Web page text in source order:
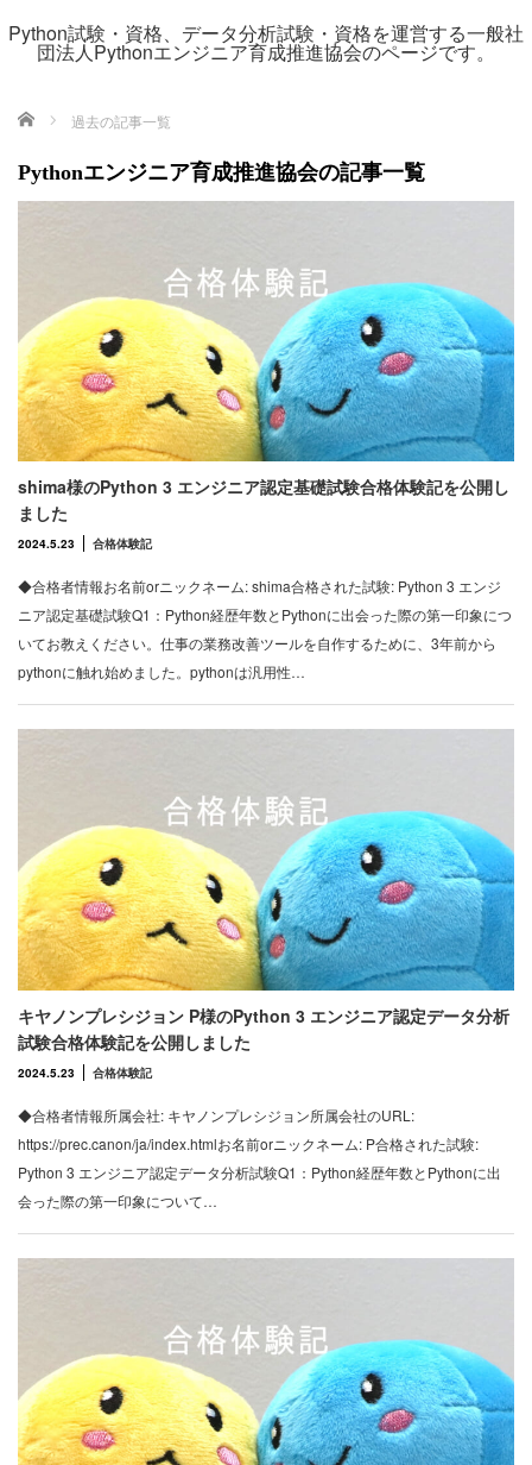
Python試験・資格、データ分析試験・資格を運営する一般社
団法人Pythonエンジニア育成推進協会のページです。
ホーム 過去の記事一覧
Pythonエンジニア育成推進協会の記事一覧
shima様のPython 3 エンジニア認定基礎試験合格体験記を公開し
ました
2024.5.23 合格体験記
◆合格者情報お名前orニックネーム: shima合格された試験: Python 3 エンジ
ニア認定基礎試験Q1：Python経歴年数とPythonに出会った際の第一印象につ
いてお教えください。仕事の業務改善ツールを自作するために、3年前から
pythonに触れ始めました。pythonは汎用性…
キヤノンプレシジョン P様のPython 3 エンジニア認定データ分析
試験合格体験記を公開しました
2024.5.23 合格体験記
◆合格者情報所属会社: キヤノンプレシジョン所属会社のURL:
https://prec.canon/ja/index.htmlお名前orニックネーム: P合格された試験:
Python 3 エンジニア認定データ分析試験Q1：Python経歴年数とPythonに出
会った際の第一印象について…